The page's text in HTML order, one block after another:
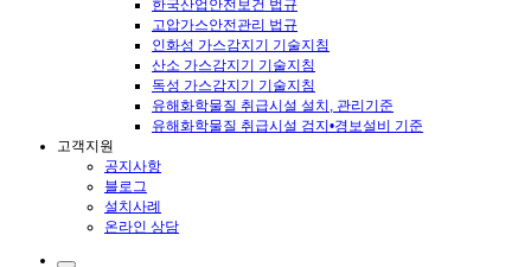
한국산업안전보건 법규
고압가스안전관리 법규
인화성 가스감지기 기술지침
산소 가스감지기 기술지침
독성 가스감지기 기술지침
유해화학물질 취급시설 설치, 관리기준
유해화학물질 취급시설 검지•경보설비 기준
고객지원
공지사항
블로그
설치사례
온라인 상담